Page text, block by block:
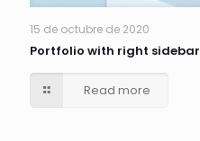
15 de octubre de 2020
Portfolio with right sidebar
Read more